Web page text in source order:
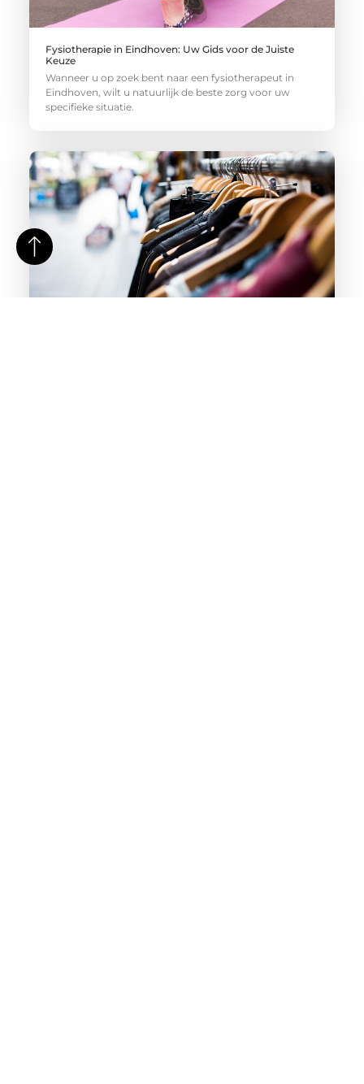
Fysiotherapie in Eindhoven: Uw Gids voor de Juiste
Keuze
Wanneer u op zoek bent naar een fysiotherapeut in
Eindhoven, wilt u natuurlijk de beste zorg voor uw
specifieke situatie.